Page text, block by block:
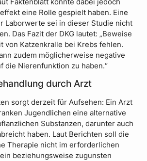
Faktenblatt könnte dabei jedoch
eine Rolle gespielt haben. Eine
Laborwerte sei in dieser Studie nicht
Das Fazit der DKG lautet: „Beweise
von Katzenkralle bei Krebs fehlen.
zudem möglicherweise negative
die Nierenfunktion zu haben.“
durch Arzt
sorgt derzeit für Aufsehen: Ein Arzt
Jugendlichen eine alternative
Substanzen, darunter auch
haben. Laut Berichten soll die
Therapie nicht im erforderlichen
beziehungsweise zugunsten